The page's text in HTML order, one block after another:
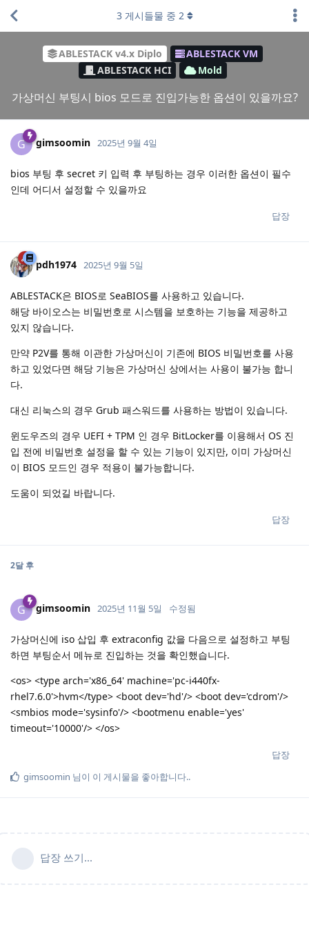
ABLESTACK v4.x Diplo
ABLESTACK VM
ABLESTACK HCI
Mold
가상머신 부팅시 bios 모드로 진입가능한 옵션이 있을까요?
3 게시들물 중 2
G gimsoomin 2025년 9월 4일
bios 부팅 후 secret 키 입력 후 부팅하는 경우 이러한 옵션이 필수
인데 어디서 설정할 수 있을까요
답장
pdh1974 2025년 9월 5일
ABLESTACK은 BIOS로 SeaBIOS를 사용하고 있습니다.
해당 바이오스는 비밀번호로 시스템을 보호하는 기능을 제공하고
있지 않습니다.
만약 P2V를 통해 이관한 가상머신이 기존에 BIOS 비밀번호를 사용
하고 있었다면 해당 기능은 가상머신 상에서는 사용이 불가능 합니
다.
대신 리눅스의 경우 Grub 패스워드를 사용하는 방법이 있습니다.
윈도우즈의 경우 UEFI + TPM 인 경우 BitLocker를 이용해서 OS 진
입 전에 비밀번호 설정을 할 수 있는 기능이 있지만, 이미 가상머신
이 BIOS 모드인 경우 적용이 불가능합니다.
도움이 되었길 바랍니다.
답장
2달 후
G gimsoomin 2025년 11월 5일 수정됨
가상머신에 iso 삽입 후 extraconfig 값을 다음으로 설정하고 부팅
하면 부팅순서 메뉴로 진입하는 것을 확인했습니다.
<os> <type arch='x86_64' machine='pc-i440fx-
rhel7.6.0'>hvm</type> <boot dev='hd'/> <boot dev='cdrom'/>
<smbios mode='sysinfo'/> <bootmenu enable='yes'
timeout='10000'/> </os>
답장
gimsoomin 님이 이 게시물을 좋아합니다..
답장 쓰기...